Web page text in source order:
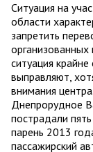
Ситуация на
области
запретить
организованных
ситуация
выправляют,
внимания
Днепрорудное
пострадали
парень 2013
пассажирский